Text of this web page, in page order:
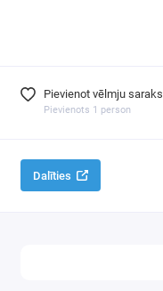
Garšvielu
Sprieguma
Fritieru cepeškrāsnis
Pievienot vēlmju
Pievienots 1 person
Dalīties